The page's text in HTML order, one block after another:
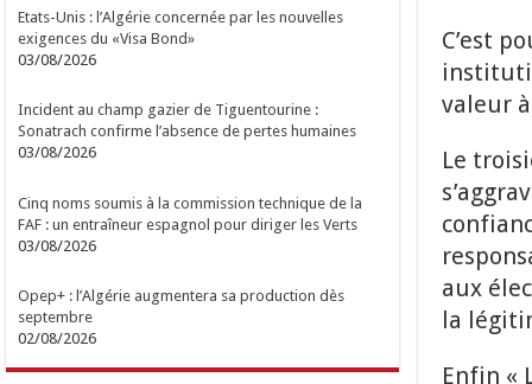
C’est
valeur
Le
aux
la
Enfin «
Etats-Unis : l’Algérie concernée par les nouvelles
exigences du «Visa Bond»
03/08/2026
Incident au champ gazier de Tiguentourine :
Sonatrach confirme l’absence de pertes humaines
03/08/2026
Cinq noms soumis à la commission technique de la
FAF : un entraîneur espagnol pour diriger les Verts
03/08/2026
Opep+ : l’Algérie augmentera sa production dès
septembre
02/08/2026